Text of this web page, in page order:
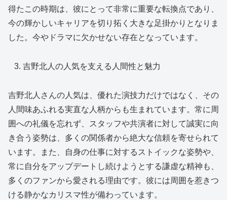
得たこの時期は、彼にとって非常に重要な転換点であり、
今の輝かしいキャリアを切り拓く大きな足掛かりとなりま
した。今やドラマに欠かせない存在となっています。
吉野北人の人気を支える人間性と魅力
吉野北人さんの人気は、優れた演技力だけではなく、その
人間味あふれる実直な人柄からも生まれています。常に周
囲への礼儀を忘れず、スタッフや共演者に対して誠実に向
き合う姿勢は、多くの関係者から絶大な信頼を寄せられて
います。また、自身の仕事に対するストイックな姿勢や、
常に自分をアップデートし続けようとする謙虚な精神も、
多くのファンから愛される理由です。彼には周囲を惹きつ
ける静かなカリスマ性が備わっています。